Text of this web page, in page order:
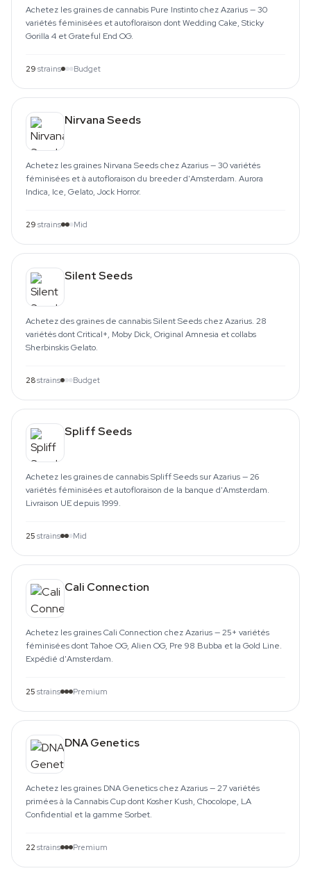
Achetez les graines de cannabis Pure Instinto chez Azarius — 30
variétés féminisées et autofloraison dont Wedding Cake, Sticky
Gorilla 4 et Grateful End OG.
29 strains Budget
Nirvana Seeds
Achetez les graines Nirvana Seeds chez Azarius — 30 variétés
féminisées et à autofloraison du breeder d'Amsterdam. Aurora
Indica, Ice, Gelato, Jock Horror.
29 strains Mid
Silent Seeds
Achetez des graines de cannabis Silent Seeds chez Azarius. 28
variétés dont Critical+, Moby Dick, Original Amnesia et collabs
Sherbinskis Gelato.
28strains Budget
Spliff Seeds
Achetez les graines de cannabis Spliff Seeds sur Azarius — 26
variétés féminisées et autofloraison de la banque d'Amsterdam.
Livraison UE depuis 1999.
25 strains Mid
Cali Connection
Achetez les graines Cali Connection chez Azarius — 25+ variétés
féminisées dont Tahoe OG, Alien OG, Pre 98 Bubba et la Gold Line.
Expédié d'Amsterdam.
25 strains Premium
DNA Genetics
Achetez les graines DNA Genetics chez Azarius — 27 variétés
primées à la Cannabis Cup dont Kosher Kush, Chocolope, LA
Confidential et la gamme Sorbet.
22 strains Premium